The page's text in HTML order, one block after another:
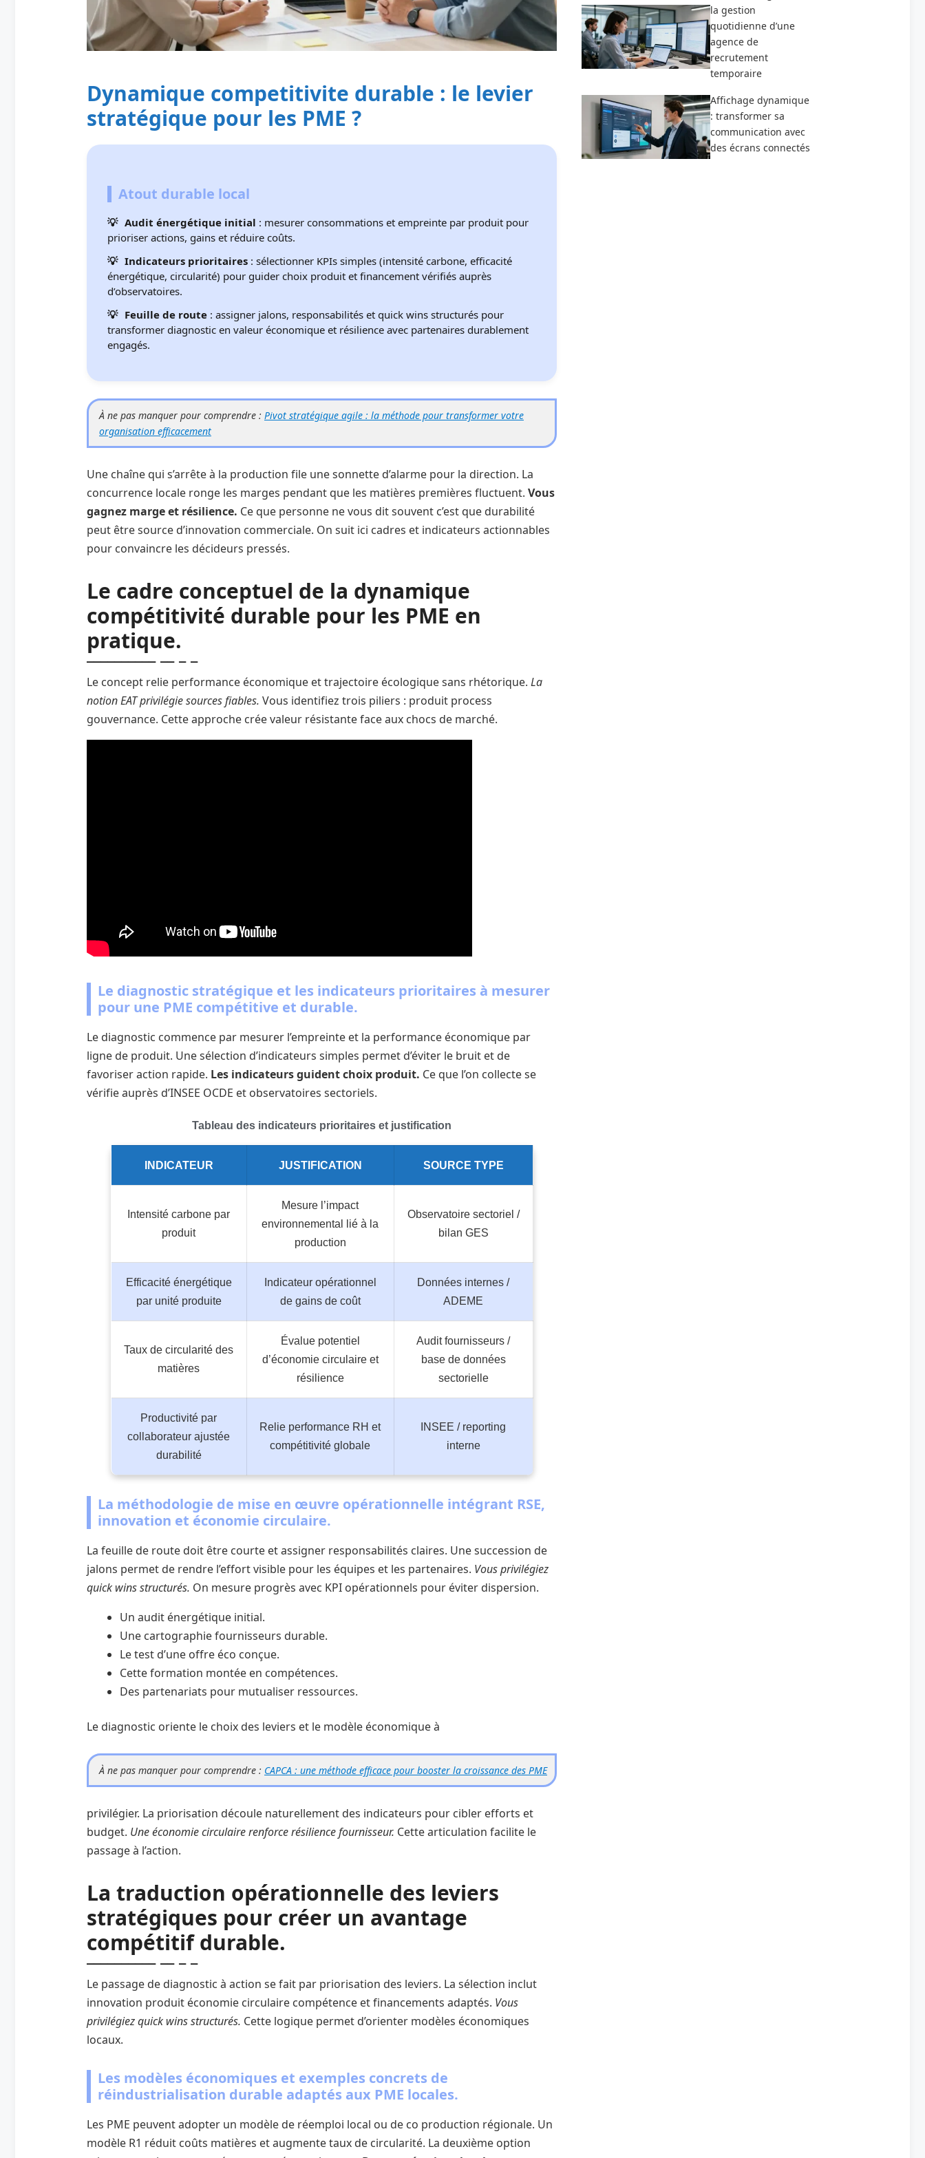
Dynamique competitivite durable : le levier
stratégique pour les PME ?
Atout durable local
Audit énergétique initial : mesurer consommations et empreinte par produit pour
prioriser actions, gains et réduire coûts.
Indicateurs prioritaires : sélectionner KPIs simples (intensité carbone, efficacité
énergétique, circularité) pour guider choix produit et financement vérifiés auprès
d’observatoires.
Feuille de route : assigner jalons, responsabilités et quick wins structurés pour
transformer diagnostic en valeur économique et résilience avec partenaires durablement
engagés.
À ne pas manquer pour comprendre : Pivot stratégique agile : la méthode pour transformer votre
organisation efficacement
Une chaîne qui s’arrête à la production file une sonnette d’alarme pour la direction. La
concurrence locale ronge les marges pendant que les matières premières fluctuent. Vous
gagnez marge et résilience. Ce que personne ne vous dit souvent c’est que durabilité
peut être source d’innovation commerciale. On suit ici cadres et indicateurs actionnables
pour convaincre les décideurs pressés.
Le cadre conceptuel de la dynamique
compétitivité durable pour les PME en
pratique.
Le concept relie performance économique et trajectoire écologique sans rhétorique. La
notion EAT privilégie sources fiables. Vous identifiez trois piliers : produit process
gouvernance. Cette approche crée valeur résistante face aux chocs de marché.
Le diagnostic stratégique et les indicateurs prioritaires à mesurer
pour une PME compétitive et durable.
Le diagnostic commence par mesurer l’empreinte et la performance économique par
ligne de produit. Une sélection d’indicateurs simples permet d’éviter le bruit et de
favoriser action rapide. Les indicateurs guident choix produit. Ce que l’on collecte se
vérifie auprès d’INSEE OCDE et observatoires sectoriels.
Tableau des indicateurs prioritaires et justification
INDICATEUR JUSTIFICATION SOURCE TYPE
Intensité carbone par
produit
Mesure l’impact
environnemental lié à la
production
Observatoire sectoriel /
bilan GES
Efficacité énergétique
par unité produite
Indicateur opérationnel
de gains de coût
Données internes /
ADEME
Taux de circularité des
matières
Évalue potentiel
d’économie circulaire et
résilience
Audit fournisseurs /
base de données
sectorielle
Productivité par
collaborateur ajustée
durabilité
Relie performance RH et
compétitivité globale
INSEE / reporting
interne
La méthodologie de mise en œuvre opérationnelle intégrant RSE,
innovation et économie circulaire.
La feuille de route doit être courte et assigner responsabilités claires. Une succession de
jalons permet de rendre l’effort visible pour les équipes et les partenaires. Vous privilégiez
quick wins structurés. On mesure progrès avec KPI opérationnels pour éviter dispersion.
Un audit énergétique initial.
Une cartographie fournisseurs durable.
Le test d’une offre éco conçue.
Cette formation montée en compétences.
Des partenariats pour mutualiser ressources.
Le diagnostic oriente le choix des leviers et le modèle économique à
À ne pas manquer pour comprendre : CAPCA : une méthode efficace pour booster la croissance des PME
privilégier. La priorisation découle naturellement des indicateurs pour cibler efforts et
budget. Une économie circulaire renforce résilience fournisseur. Cette articulation facilite le
passage à l’action.
La traduction opérationnelle des leviers
stratégiques pour créer un avantage
compétitif durable.
Le passage de diagnostic à action se fait par priorisation des leviers. La sélection inclut
innovation produit économie circulaire compétence et financements adaptés. Vous
privilégiez quick wins structurés. Cette logique permet d’orienter modèles économiques
locaux.
Les modèles économiques et exemples concrets de
réindustrialisation durable adaptés aux PME locales.
Les PME peuvent adopter un modèle de réemploi local ou de co production régionale. Un
modèle R1 réduit coûts matières et augmente taux de circularité. La deuxième option
la gestion
quotidienne d’une
agence de
recrutement
temporaire
Affichage dynamique
: transformer sa
communication avec
des écrans connectés